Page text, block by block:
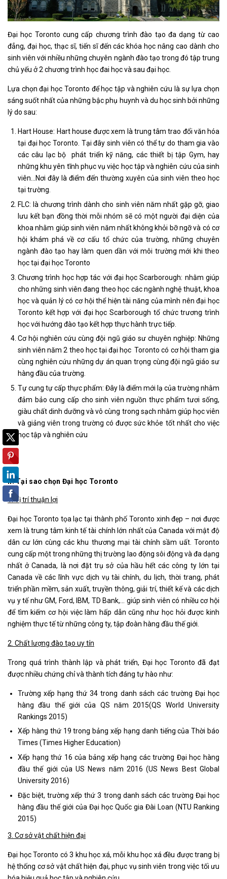
Đại học Toronto cung cấp chương trình đào tạo đa dạng từ cao
đẳng, đại học, thạc sĩ, tiến sĩ đến các khóa học nâng cao dành cho
sinh viên với nhiều những chuyên ngành đào tạo trong đó tập trung
chủ yếu ở 2 chương trình học đai học và sau đại học.
Lựa chọn đại học Toronto để học tập và nghiên cứu là sự lựa chọn
sáng suốt nhất của những bậc phụ huynh và du học sinh bởi những
lý do sau:
Hart House: Hart house được xem là trung tâm trao đổi văn hóa
tại đại học Toronto. Tại đây sinh viên có thể tự do tham gia vào
các câu lạc bộ phát triển kỹ năng, các thiết bị tập Gym, hay
những khu yên tĩnh phục vụ việc học tập và nghiên cứu của sinh
viên…Nơi đây là điểm đến thường xuyên của sinh viên theo học
tại trường.
FLC: là chương trình dành cho sinh viên năm nhất gặp gỡ, giao
lưu kết bạn đồng thời mỗi nhóm sẽ có một người đại diện của
khoa nhằm giúp sinh viên năm nhất không khỏi bỡ ngỡ và có cơ
hội khám phá về cơ cấu tổ chức của trường, những chuyên
ngành đào tạo hay làm quen dần với môi trường mới khi theo
học tại đại học Toronto
Chương trình học hợp tác với đại học Scarborough: nhằm giúp
cho những sinh viên đang theo học các ngành nghệ thuật, khoa
học và quản lý có cơ hội thể hiện tài năng của mình nên đại học
Toronto kết hợp với đại học Scarborough tổ chức trương trình
học với hướng đào tạo kết hợp thực hành trực tiếp.
Cơ hội nghiên cứu cùng đội ngũ giáo sư chuyên nghiệp: Những
sinh viên năm 2 theo học tại đại học Toronto có cơ hội tham gia
cùng nghiên cứu những dự án quan trọng cùng đội ngũ giáo sư
hàng đầu của trường.
Tự cung tự cấp thực phẩm: Đây là điểm mới lạ của trường nhằm
đảm bảo cung cấp cho sinh viên nguồn thực phẩm tươi sống,
giàu chất dinh dưỡng và vô cùng trong sạch nhằm giúp học viên
và giảng viên trong trường có được sức khỏe tốt nhất cho việc
học tập và nghiên cứu
II. Tại sao chọn Đại học Toronto
1. Vị trí thuận lợi
Đại học Toronto tọa lạc tại thành phố Toronto xinh đẹp – nơi được
xem là trung tâm kinh tế tài chính lớn nhất của Canada với mật độ
dân cư lớn cùng các khu thương mại tài chính sầm uất. Toronto
cung cấp một trong những thị trường lao động sôi động và đa dạng
nhất ở Canada, là nơi đặt trụ sở của hầu hết các công ty lớn tại
Canada về các lĩnh vực dịch vụ tài chính, du lịch, thời trang, phát
triển phần mềm, sản xuất, truyền thông, giải trí, thiết kế và các dịch
vụ y tế như GM, Ford, IBM, TD Bank,... giúp sinh viên có nhiều cơ hội
để tìm kiếm cơ hội việc làm hấp dẫn cũng như học hỏi được kinh
nghiệm thực tế từ những công ty, tập đoàn hàng đầu thế giới.
2. Chất lượng đào tạo uy tín
Trong quá trình thành lập và phát triển, Đại học Toronto đã đạt
được nhiều chứng chỉ và thành tích đáng tự hào như:
Trường xếp hạng thứ 34 trong danh sách các trường Đại học
hàng đầu thế giới của QS năm 2015(QS World University
Rankings 2015)
Xếp hàng thứ 19 trong bảng xếp hạng danh tiếng của Thời báo
Times (Times Higher Education)
Xếp hạng thứ 16 của bảng xếp hạng các trường Đại học hàng
đầu thế giới của US News năm 2016 (US News Best Global
University 2016)
Đặc biệt, trường xếp thứ 3 trong danh sách các trường Đại học
hàng đầu thế giới của Đại học Quốc gia Đài Loan (NTU Ranking
2015)
3. Cơ sở vật chất hiện đại
Đại học Toronto có 3 khu học xá, mỗi khu học xá đều được trang bị
hệ thống cơ sở vật chất hiện đại, phục vụ sinh viên trong việc tối ưu